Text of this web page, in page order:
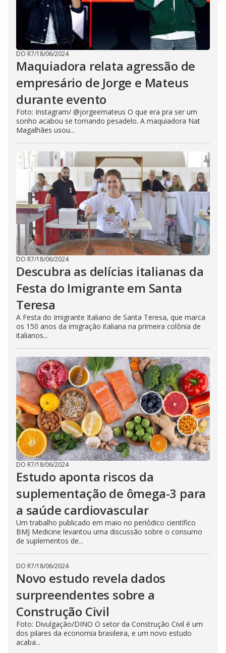
DO R7/18/06/2024
Maquiadora relata agressão de
empresário de Jorge e Mateus
durante evento
Foto: Instagram/ @jorgeemateus O que era pra ser um
sonho acabou se tornando pesadelo. A maquiadora Nat
Magalhães usou...
DO R7/18/06/2024
Descubra as delícias italianas da
Festa do Imigrante em Santa
Teresa
A Festa do Imigrante Italiano de Santa Teresa, que marca
os 150 anos da imigração italiana na primeira colônia de
italianos...
DO R7/18/06/2024
Estudo aponta riscos da
suplementação de ômega-3 para
a saúde cardiovascular
Um trabalho publicado em maio no periódico científico
BMJ Medicine levantou uma discussão sobre o consumo
de suplementos de...
DO R7/18/06/2024
Novo estudo revela dados
surpreendentes sobre a
Construção Civil
Foto: Divulgação/DINO O setor da Construção Civil é um
dos pilares da economia brasileira, e um novo estudo
acaba...